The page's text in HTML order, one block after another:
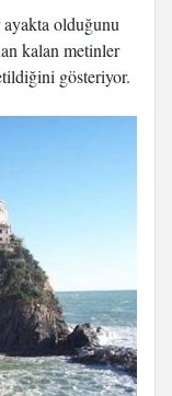
olduğunu
kalan metinler
gösteriyor.